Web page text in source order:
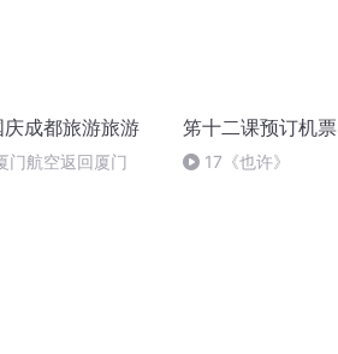
成都旅游旅游
门航空返回厦门
笫十二课预订机票
17《也许》